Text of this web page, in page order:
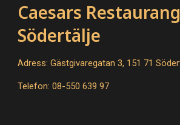
Caesars
Södertälje
Adress: Gästgivaregatan 3, 151 71
Telefon: 08-550 639 97